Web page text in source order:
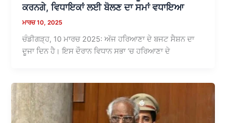
ਕਰਨਗੇ, ਵਿਧਾਇਕਾਂ ਲਈ ਬੋਲਣ ਦਾ ਸਮਾਂ ਵਧਾਇਆ
ਮਾਰਚ 10, 2025
ਚੰਡੀਗੜ੍ਹ, 10 ਮਾਰਚ 2025: ਅੱਜ ਹਰਿਆਣਾ ਦੇ ਬਜਟ ਸੈਸ਼ਨ ਦਾ
ਦੂਜਾ ਦਿਨ ਹੈ। ਇਸ ਦੌਰਾਨ ਵਿਧਾਨ ਸਭਾ ‘ਚ ਹਰਿਆਣਾ ਦੇ